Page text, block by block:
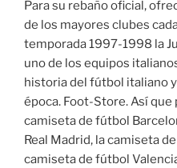
Para su rebaño oficial,
de los mayores clubes
temporada 1997-1998 la
uno de los equipos
historia del fútbol italiano
época. Foot-Store. Así
camiseta de fútbol
Real Madrid, la camiseta
camiseta de fútbol